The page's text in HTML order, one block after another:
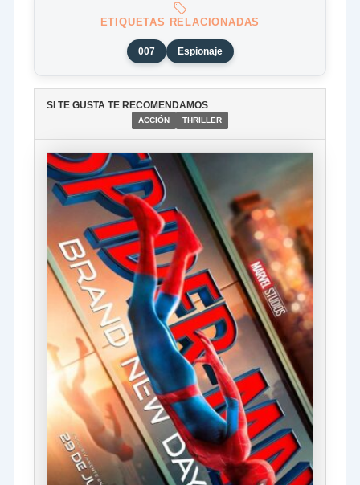
ETIQUETAS RELACIONADAS
007 Espionaje
SI TE GUSTA TE RECOMENDAMOS
ACCIÓN THRILLER